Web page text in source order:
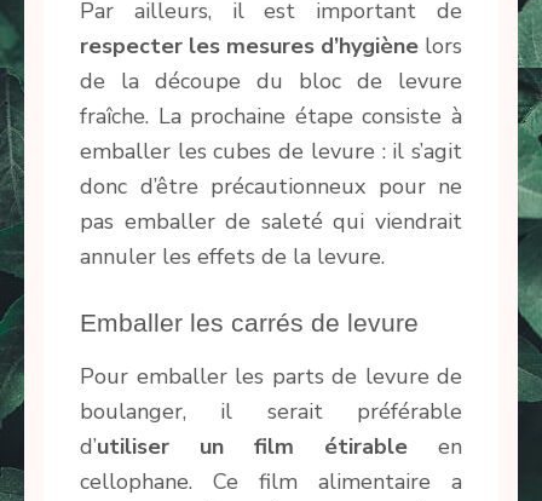
Par ailleurs, il est important de
respecter les mesures d’hygiène lors
de la découpe du bloc de levure
fraîche. La prochaine étape consiste à
emballer les cubes de levure : il s’agit
donc d’être précautionneux pour ne
pas emballer de saleté qui viendrait
annuler les effets de la levure.
Emballer les carrés de levure
Pour emballer les parts de levure de
boulanger, il serait préférable
d’utiliser un film étirable en
cellophane. Ce film alimentaire a